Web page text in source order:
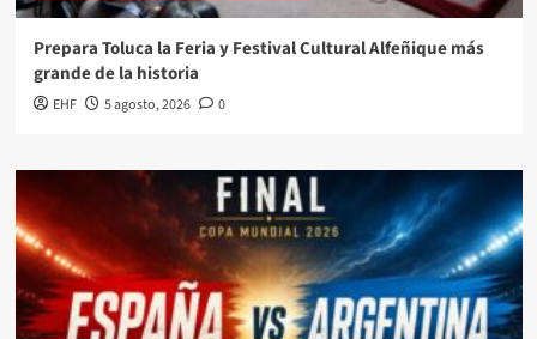
Prepara Toluca la Feria y Festival Cultural Alfeñique más
grande de la historia
EHF 5 agosto, 2026 0